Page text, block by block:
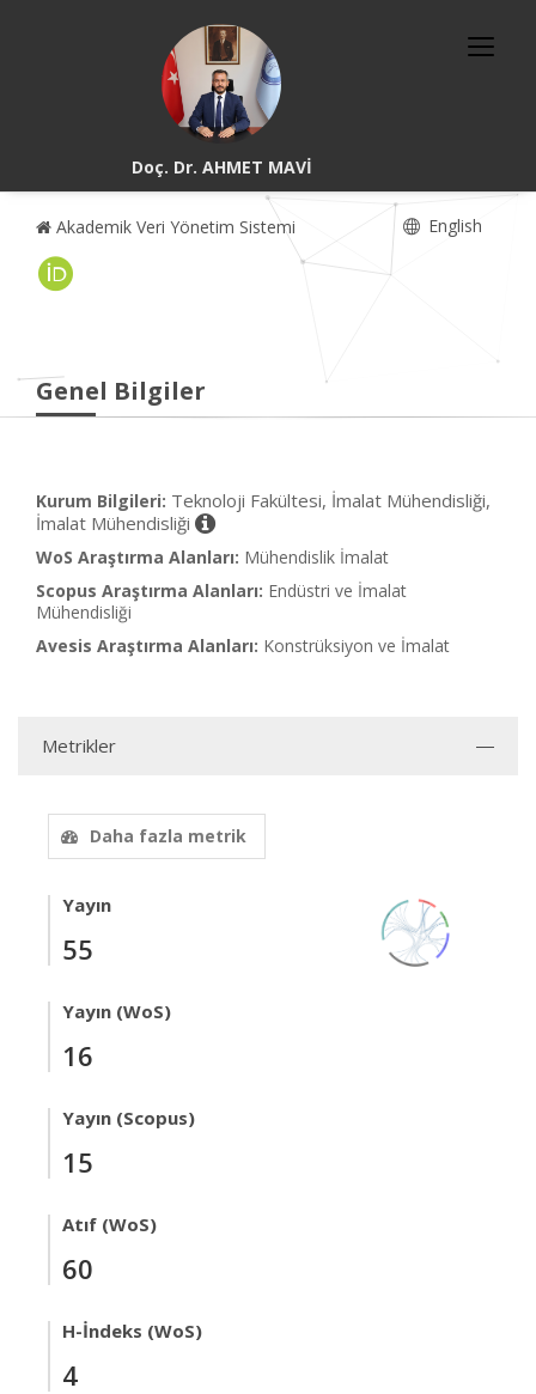
Doç. Dr. AHMET MAVİ
Akademik Veri Yönetim Sistemi English
Genel Bilgiler
Kurum Bilgileri: Teknoloji Fakültesi, İmalat Mühendisliği,
İmalat Mühendisliği
WoS Araştırma Alanları: Mühendislik İmalat
Scopus Araştırma Alanları: Endüstri ve İmalat
Mühendisliği
Avesis Araştırma Alanları: Konstrüksiyon ve İmalat
Metrikler
Daha fazla metrik
Yayın
55
Yayın (WoS)
16
Yayın (Scopus)
15
Atıf (WoS)
60
H-İndeks (WoS)
4